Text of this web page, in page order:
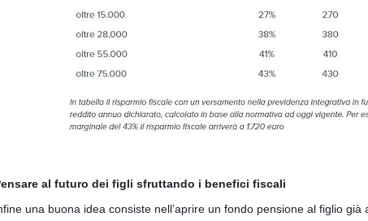
al futuro dei figli sfruttando i benefici fiscali
una buona idea consiste nell’aprire un fondo pensione al figlio